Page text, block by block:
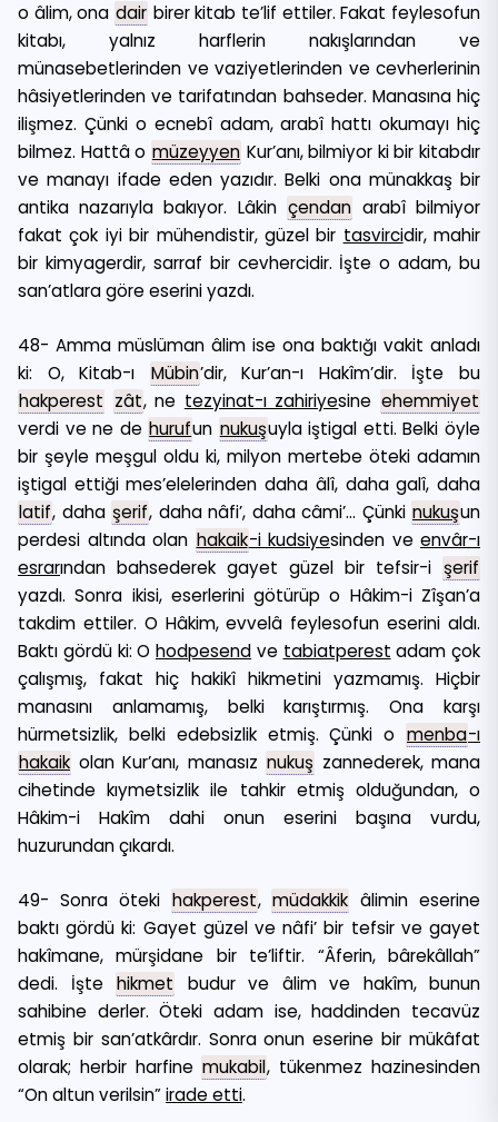
o âlim, ona dair birer kitab te’lif ettiler. Fakat feylesofun
kitabı, yalnız harflerin nakışlarından ve
münasebetlerinden ve vaziyetlerinden ve cevherlerinin
hâsiyetlerinden ve tarifatından bahseder. Manasına hiç
ilişmez. Çünki o ecnebî adam, arabî hattı okumayı hiç
bilmez. Hattâ o müzeyyen Kur’anı, bilmiyor ki bir kitabdır
ve manayı ifade eden yazıdır. Belki ona münakkaş bir
antika nazarıyla bakıyor. Lâkin çendan arabî bilmiyor
fakat çok iyi bir mühendistir, güzel bir tasvircidir, mahir
bir kimyagerdir, sarraf bir cevhercidir. İşte o adam, bu
san’atlara göre eserini yazdı.
48- Amma müslüman âlim ise ona baktığı vakit anladı
ki: O, Kitab-ı Mübin’dir, Kur’an-ı Hakîm’dir. İşte bu
hakperest zât, ne tezyinat-ı zahiriyesine ehemmiyet
verdi ve ne de hurufun nukuşuyla iştigal etti. Belki öyle
bir şeyle meşgul oldu ki, milyon mertebe öteki adamın
iştigal ettiği mes’elelerinden daha âlî, daha galî, daha
latif, daha şerif, daha nâfi’, daha câmi’… Çünki nukuşun
perdesi altında olan hakaik-i kudsiyesinden ve envâr-ı
esrarından bahsederek gayet güzel bir tefsir-i şerif
yazdı. Sonra ikisi, eserlerini götürüp o Hâkim-i Zîşan’a
takdim ettiler. O Hâkim, evvelâ feylesofun eserini aldı.
Baktı gördü ki: O hodpesend ve tabiatperest adam çok
çalışmış, fakat hiç hakikî hikmetini yazmamış. Hiçbir
manasını anlamamış, belki karıştırmış. Ona karşı
hürmetsizlik, belki edebsizlik etmiş. Çünki o menba-ı
hakaik olan Kur’anı, manasız nukuş zannederek, mana
cihetinde kıymetsizlik ile tahkir etmiş olduğundan, o
Hâkim-i Hakîm dahi onun eserini başına vurdu,
huzurundan çıkardı.
49- Sonra öteki hakperest, müdakkik âlimin eserine
baktı gördü ki: Gayet güzel ve nâfi’ bir tefsir ve gayet
hakîmane, mürşidane bir te’liftir. “Âferin, bârekâllah”
dedi. İşte hikmet budur ve âlim ve hakîm, bunun
sahibine derler. Öteki adam ise, haddinden tecavüz
etmiş bir san’atkârdır. Sonra onun eserine bir mükâfat
olarak; herbir harfine mukabil, tükenmez hazinesinden
“On altun verilsin”irade etti.